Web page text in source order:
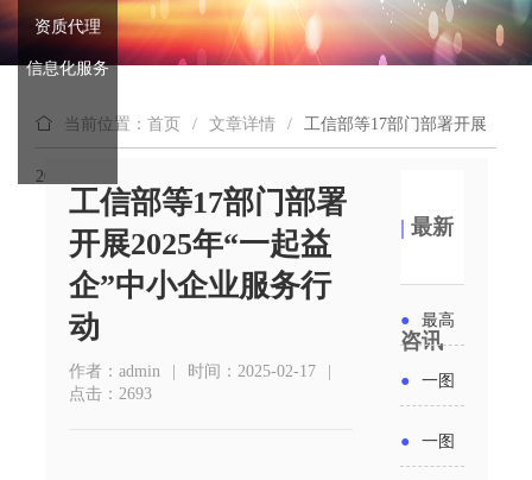
资质代理
信息化服务
当前位置：首页 / 文章详情 / 工信部等17部门部署开展
2025年“一起益企”中小企业服务行动
工信部等17部门部署
开展2025年“一起益
企”中小企业服务行
动
作者：admin | 时间：2025-02-17
|
点击：2693
|最新
咨讯
● 最高
元！贵
● 一图
● 一图